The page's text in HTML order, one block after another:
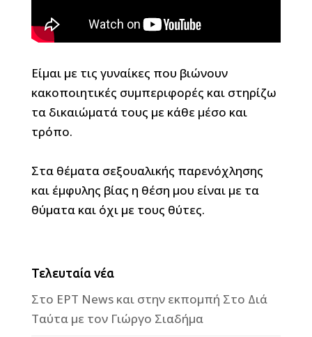
Είμαι με τις γυναίκες που βιώνουν
κακοποιητικές συμπεριφορές και στηρίζω
τα δικαιώματά τους με κάθε μέσο και
τρόπο.
Στα θέματα σεξουαλικής παρενόχλησης
και έμφυλης βίας η θέση μου είναι με τα
θύματα και όχι με τους θύτες.
Τελευταία νέα
Στο ΕΡΤ News και στην εκπομπή Στο Διά
Ταύτα με τον Γιώργο Σιαδήμα